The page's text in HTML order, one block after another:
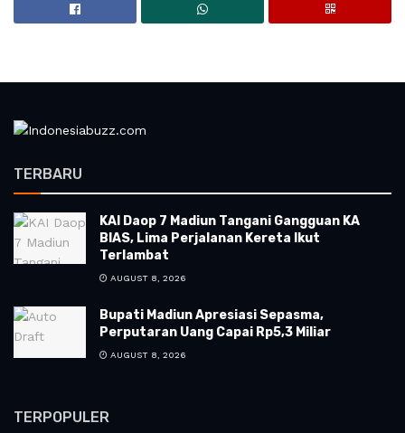
TERBARU
KAI Daop 7 Madiun Tangani Gangguan KA
BIAS, Lima Perjalanan Kereta Ikut
Terlambat
AUGUST 8, 2026
Bupati Madiun Apresiasi Sepasma,
Perputaran Uang Capai Rp5,3 Miliar
AUGUST 8, 2026
TERPOPULER